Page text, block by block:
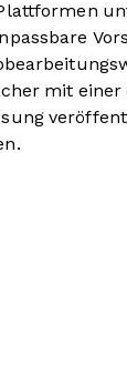
mit einer